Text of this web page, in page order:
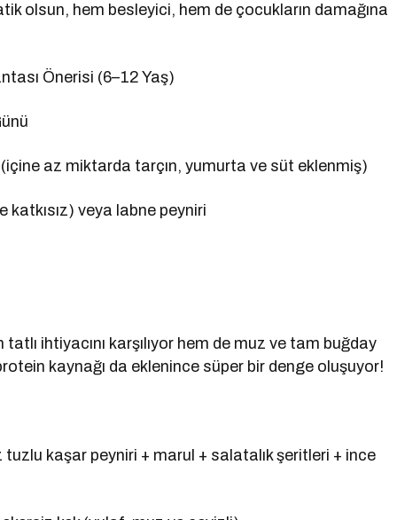
olsun, hem besleyici, hem de çocukların damağına
Önerisi (6–12 Yaş)
az miktarda tarçın, yumurta ve süt eklenmiş)
katkısız) veya labne peyniri
ihtiyacını karşılıyor hem de muz ve tam buğday
kaynağı da eklenince süper bir denge oluşuyor!
kaşar peyniri + marul + salatalık şeritleri + ince